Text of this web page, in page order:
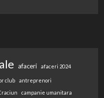
afaceri afaceri 2024
club
antreprenori
campanie umanitara